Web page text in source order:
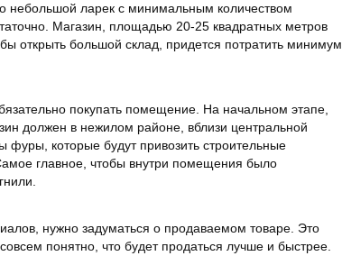
небольшой ларек с минимальным количеством
Магазин, площадью 20-25 квадратных метров
открыть большой склад, придется потратить минимум
покупать помещение. На начальном этапе,
должен в нежилом районе, вблизи центральной
фуры, которые будут привозить строительные
главное, чтобы внутри помещения было
нужно задуматься о продаваемом товаре. Это
понятно, что будет продаться лучше и быстрее.